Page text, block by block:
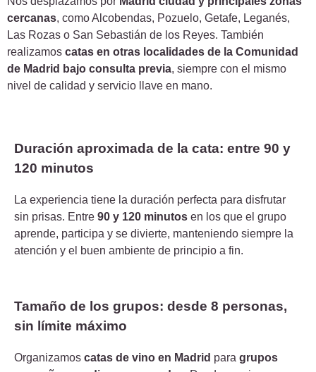
cercanas, como Alcobendas, Pozuelo, Getafe, Leganés,
Las Rozas o San Sebastián de los Reyes. También
realizamos catas en otras localidades de la Comunidad
de Madrid bajo consulta previa, siempre con el mismo
nivel de calidad y servicio llave en mano.
Duración aproximada de la cata: entre 90 y
120 minutos
La experiencia tiene la duración perfecta para disfrutar
sin prisas. Entre 90 y 120 minutos en los que el grupo
aprende, participa y se divierte, manteniendo siempre la
atención y el buen ambiente de principio a fin.
Tamaño de los grupos: desde 8 personas,
sin límite máximo
Organizamos catas de vino en Madrid para grupos